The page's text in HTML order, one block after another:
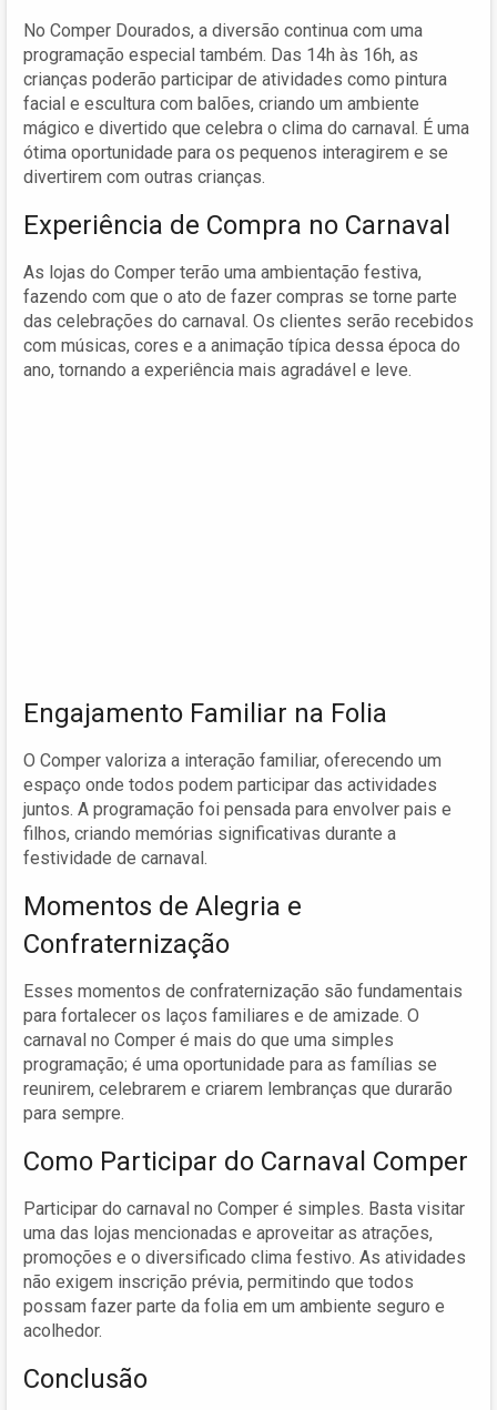
No Comper Dourados, a diversão continua com uma
programação especial também. Das 14h às 16h, as
crianças poderão participar de atividades como pintura
facial e escultura com balões, criando um ambiente
mágico e divertido que celebra o clima do carnaval. É uma
ótima oportunidade para os pequenos interagirem e se
divertirem com outras crianças.
Experiência de Compra no Carnaval
As lojas do Comper terão uma ambientação festiva,
fazendo com que o ato de fazer compras se torne parte
das celebrações do carnaval. Os clientes serão recebidos
com músicas, cores e a animação típica dessa época do
ano, tornando a experiência mais agradável e leve.
Engajamento Familiar na Folia
O Comper valoriza a interação familiar, oferecendo um
espaço onde todos podem participar das actividades
juntos. A programação foi pensada para envolver pais e
filhos, criando memórias significativas durante a
festividade de carnaval.
Momentos de Alegria e
Confraternização
Esses momentos de confraternização são fundamentais
para fortalecer os laços familiares e de amizade. O
carnaval no Comper é mais do que uma simples
programação; é uma oportunidade para as famílias se
reunirem, celebrarem e criarem lembranças que durarão
para sempre.
Como Participar do Carnaval Comper
Participar do carnaval no Comper é simples. Basta visitar
uma das lojas mencionadas e aproveitar as atrações,
promoções e o diversificado clima festivo. As atividades
não exigem inscrição prévia, permitindo que todos
possam fazer parte da folia em um ambiente seguro e
acolhedor.
Conclusão